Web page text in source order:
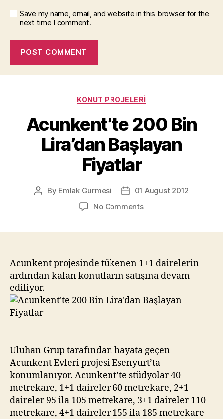
Save my name, email, and website in this browser for the
next time I comment.
Categories
KONUT PROJELERI
Acunkent’te 200 Bin
Lira’dan Başlayan
Fiyatlar
Post
By Emlak Gurmesi
Post
date
01 August 2012
No Commentson
Başlayan
Fiyatlar
Acunkent projesinde tükenen 1+1 dairelerin
ardından kalan konutların satışına devam
ediliyor.
Uluhan Grup tarafından hayata geçen
Acunkent Evleri projesi Esenyurt’ta
konumlanıyor. Acunkent’te stüdyolar 40
metrekare, 1+1 daireler 60 metrekare, 2+1
daireler 95 ila 105 metrekare, 3+1 daireler 110
metrekare, 4+1 daireler 155 ila 185 metrekare